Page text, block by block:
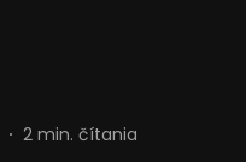
2 min. čítania